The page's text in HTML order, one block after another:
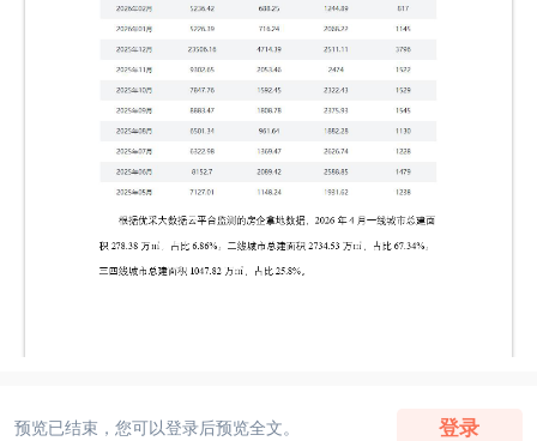
预览已结束，您可以登录后预览全文。 登录